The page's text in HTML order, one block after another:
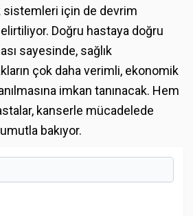
sistemleri için de devrim
Doğru hastaya doğru
sayesinde, sağlık
çok daha verimli, ekonomik
imkan tanınacak. Hem
kanserle mücadelede
bakıyor.